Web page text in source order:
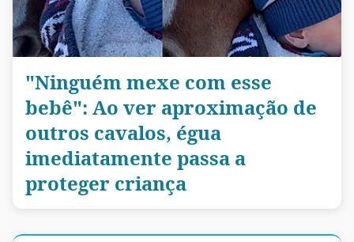
"Ninguém mexe com esse
bebê": Ao ver aproximação de
outros cavalos, égua
imediatamente passa a
proteger criança